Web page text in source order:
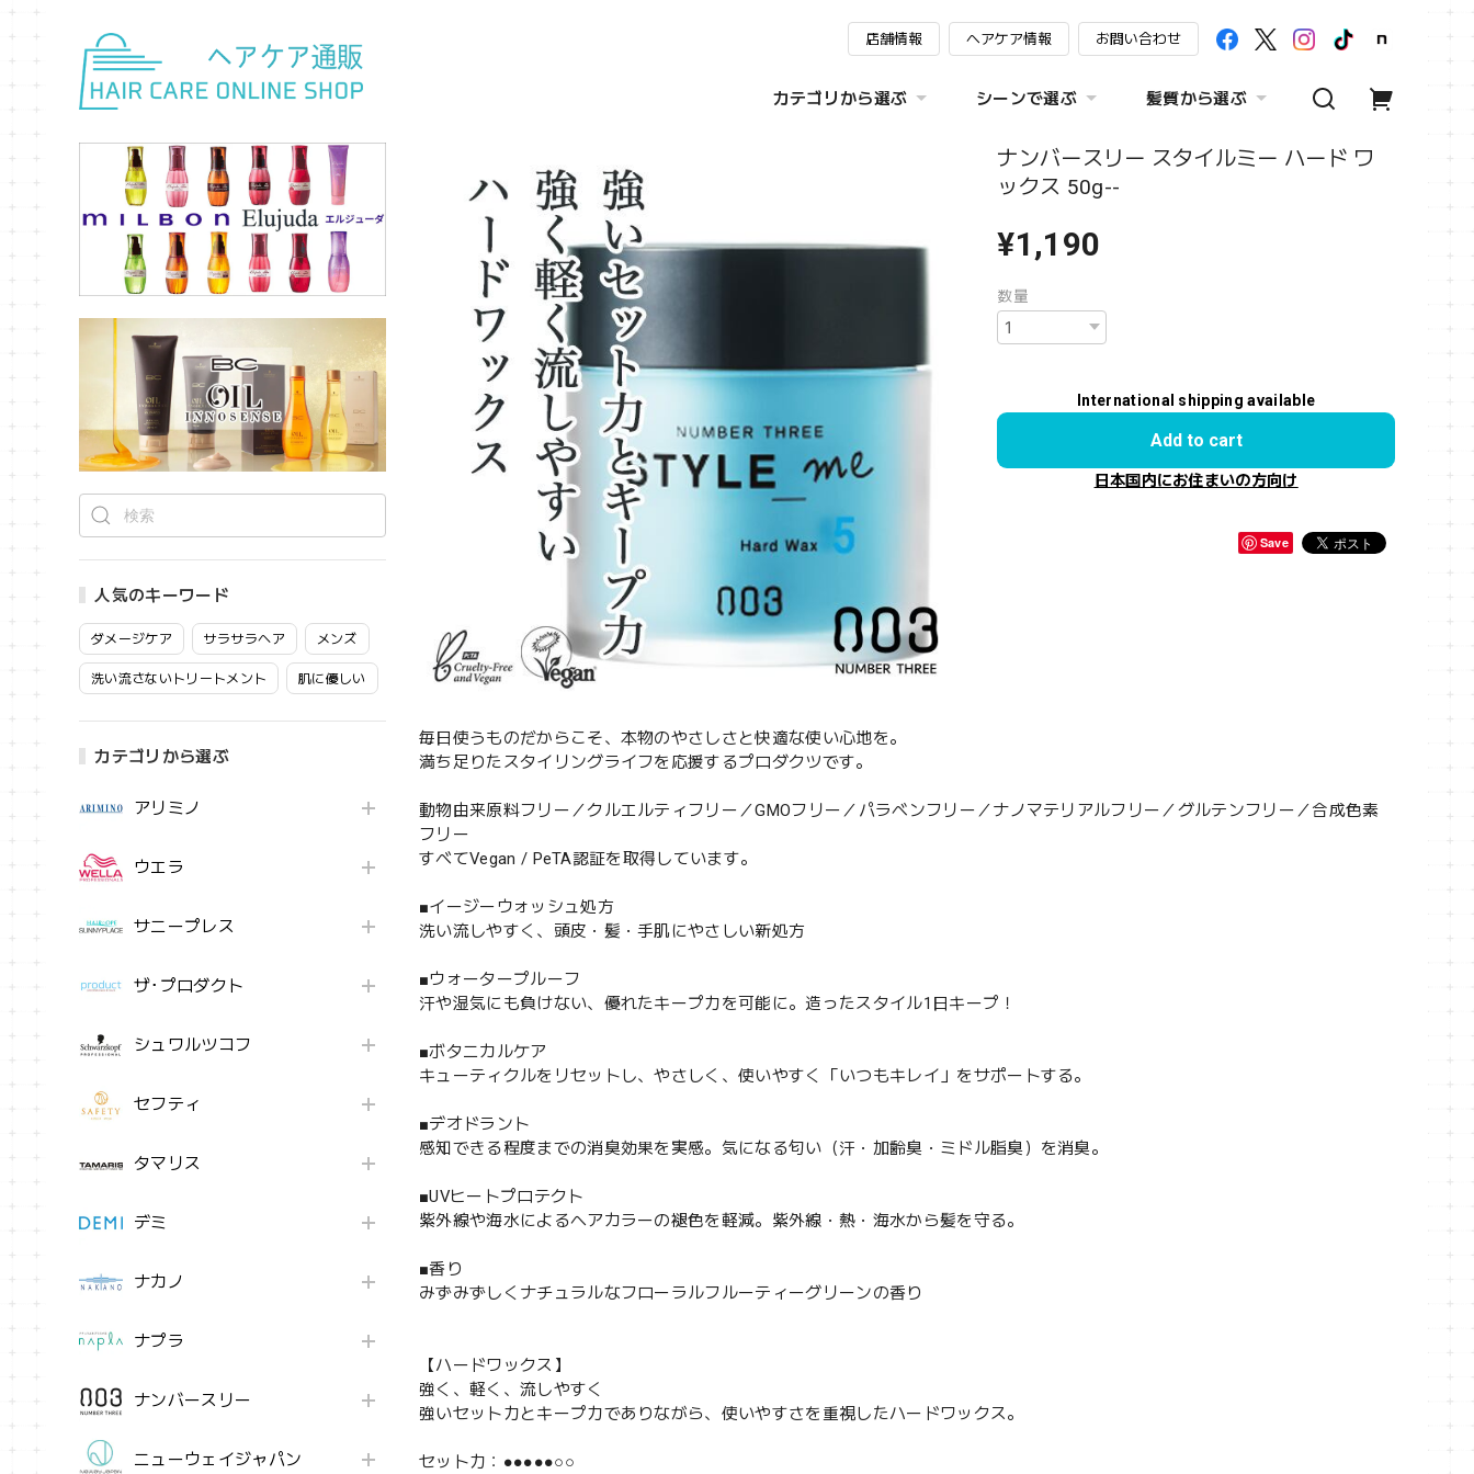
店舗情報 ヘアケア情報 お問い合わせ
カテゴリから選ぶ シーンで選ぶ 髪質から選ぶ
人気のキーワード
ダメージケア サラサラヘア メンズ
洗い流さないトリートメント 肌に優しい
カテゴリから選ぶ
アリミノ
ウエラ
サニープレス
ザ･プロダクト
シュワルツコフ
セフティ
タマリス
デミ
ナカノ
ナプラ
ナンバースリー
ニューウェイジャパン
ナンバースリー スタイルミー ハード ワ
ックス 50g--
¥1,190
数量
International shipping available
Add to cart
日本国内にお住まいの方向け
Save
毎日使うものだからこそ、本物のやさしさと快適な使い心地を。
満ち足りたスタイリングライフを応援するプロダクツです。
動物由来原料フリー／クルエルティフリー／GMOフリー／パラベンフリー／ナノマテリアルフリー／グルテンフリー／合成色素
フリー
すべてVegan / PeTA認証を取得しています。
■イージーウォッシュ処方
洗い流しやすく、頭皮・髪・手肌にやさしい新処方
■ウォータープルーフ
汗や湿気にも負けない、優れたキープ力を可能に。造ったスタイル1日キープ！
■ボタニカルケア
キューティクルをリセットし、やさしく、使いやすく「いつもキレイ」をサポートする。
■デオドラント
感知できる程度までの消臭効果を実感。気になる匂い（汗・加齢臭・ミドル脂臭）を消臭。
■UVヒートプロテクト
紫外線や海水によるヘアカラーの褪色を軽減。紫外線・熱・海水から髪を守る。
■香り
みずみずしくナチュラルなフローラルフルーティーグリーンの香り
【ハードワックス】
強く、軽く、流しやすく
強いセット力とキープ力でありながら、使いやすさを重視したハードワックス。
セット力：●●●●●○○